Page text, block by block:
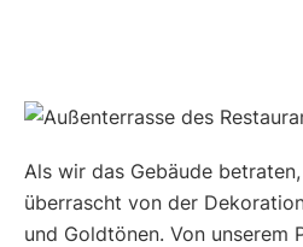
Als wir das Gebäude
überrascht von der
und Goldtönen. Von unserem